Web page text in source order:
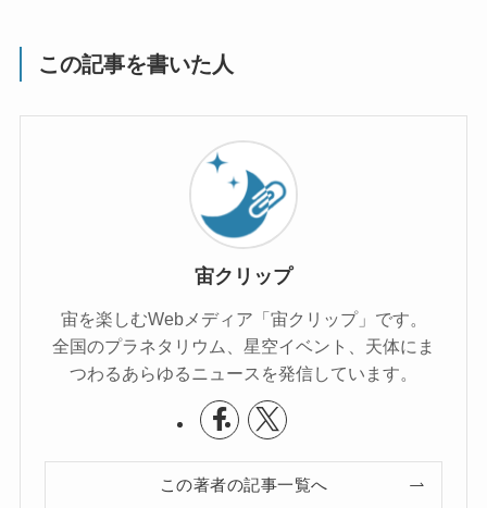
この記事を書いた人
宙クリップ
宙を楽しむWebメディア「宙クリップ」です。
全国のプラネタリウム、星空イベント、天体にま
つわるあらゆるニュースを発信しています。
この著者の記事一覧へ